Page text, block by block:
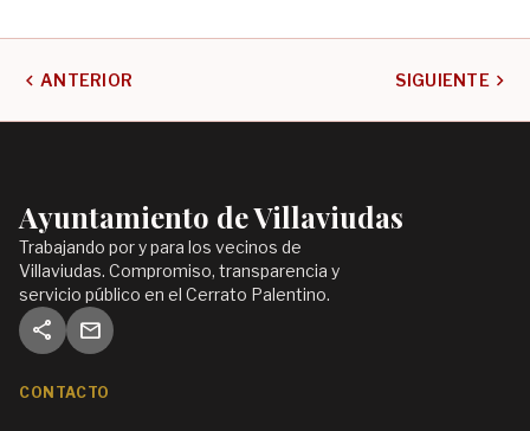
chevron_left ANTERIOR SIGUIENTE chevron_right
Ayuntamiento de Villaviudas
Trabajando por y para los vecinos de
Villaviudas. Compromiso, transparencia y
servicio público en el Cerrato Palentino.
share mail
CONTACTO